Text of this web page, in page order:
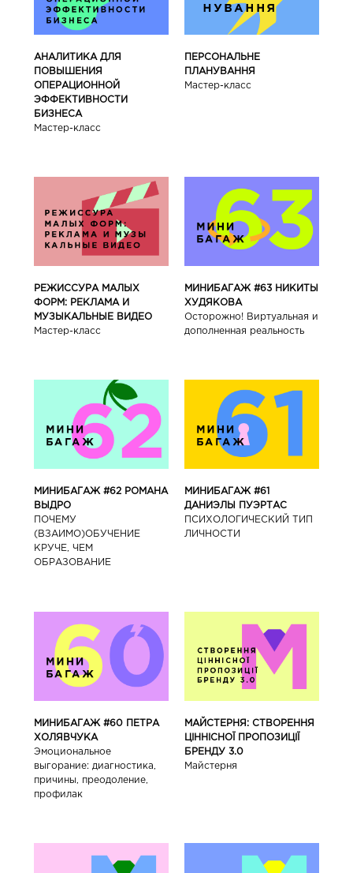
АНАЛИТИКА ДЛЯ
ПОВЫШЕНИЯ
ОПЕРАЦИОННОЙ
ЭФФЕКТИВНОСТИ
БИЗНЕСА
Мастер-класс
ПЕРСОНАЛЬНЕ
ПЛАНУВАННЯ
Мастер-класс
РЕЖИССУРА МАЛЫХ
ФОРМ: РЕКЛАМА И
МУЗЫКАЛЬНЫЕ ВИДЕО
Мастер-класс
МИНИБАГАЖ #63 НИКИТЫ
ХУДЯКОВА
Осторожно! Виртуальная и
дополненная реальность
МИНИБАГАЖ #62 РОМАНА
ВЫДРО
ПОЧЕМУ
(ВЗАИМО)ОБУЧЕНИЕ
КРУЧЕ, ЧЕМ
ОБРАЗОВАНИЕ
МИНИБАГАЖ #61
ДАНИЭЛЫ ПУЭРТАС
ПСИХОЛОГИЧЕСКИЙ ТИП
ЛИЧНОСТИ
МИНИБАГАЖ #60 ПЕТРА
ХОЛЯВЧУКА
Эмоциональное
выгорание: диагностика,
причины, преодоление,
профилак
МАЙСТЕРНЯ: СТВОРЕННЯ
ЦІННІСНОЇ ПРОПОЗИЦІЇ
БРЕНДУ 3.0
Майстерня